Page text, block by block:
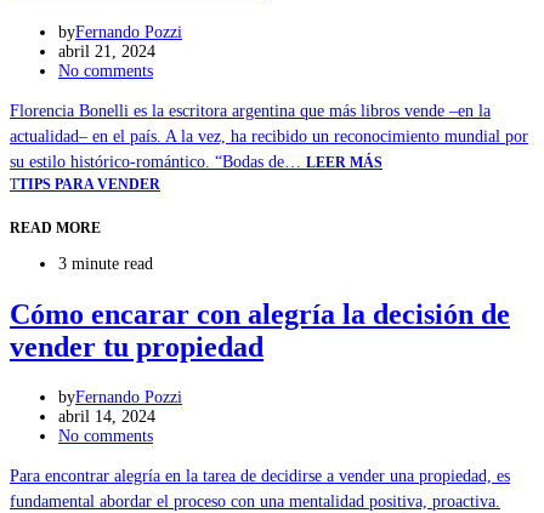
byFernando Pozzi
abril 21, 2024
No comments
Florencia Bonelli es la escritora argentina que más libros vende –en la
actualidad– en el país. A la vez, ha recibido un reconocimiento mundial por
su estilo histórico-romántico. “Bodas de… LEER MÁS
TTIPS PARA VENDER
READ MORE
3 minute read
Cómo encarar con alegría la decisión de
vender tu propiedad
byFernando Pozzi
abril 14, 2024
No comments
Para encontrar alegría en la tarea de decidirse a vender una propiedad, es
fundamental abordar el proceso con una mentalidad positiva, proactiva.